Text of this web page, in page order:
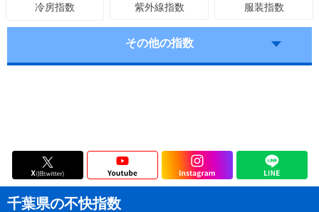
冷房指数 紫外線指数 服装指数
その他の指数
千葉県の不快指数